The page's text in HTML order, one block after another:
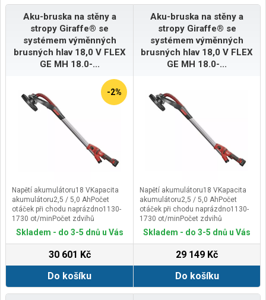
Aku-bruska na stěny a
stropy Giraffe® se
systémem výměnných
brusných hlav 18,0 V FLEX
GE MH 18.0-...
-2%
Napětí akumulátoru18 VKapacita
akumulátoru2,5 / 5,0 AhPočet
otáček při chodu naprázdno1130-
1730 ot/minPočet zdvihů
naprázdno (MH-T)3900-5850
/minPočet zdvihů naprázdno (MH-
kotouče225 mmUpnutí
nástrojesuchý zipÚhel pro náklon
na hlavě100 °Délka1440
mmHmotnost bez
akumulátoru/hlavy2,8 kg
Skladem - do 3-5 dnů u Vás
30 601 Kč
Do košíku
Aku-bruska na stěny a
stropy Giraffe® se
systémem výměnných
brusných hlav 18,0 V FLEX
GE MH 18.0-...
Napětí akumulátoru18 VKapacita
akumulátoru2,5 / 5,0 AhPočet
otáček při chodu naprázdno1130-
1730 ot/minPočet zdvihů
naprázdno (MH-T)3900-5850
/minPočet zdvihů naprázdno (MH-
kotouče225 mmUpnutí
nástrojesuchý zipÚhel pro náklon
na hlavě100 °Délka1440
mmHmotnost bez
akumulátoru/hlavy2,8 kg
Skladem - do 3-5 dnů u Vás
29 149 Kč
Do košíku